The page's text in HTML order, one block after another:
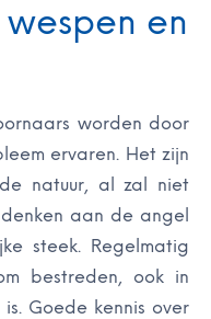
wespen en
worden door
ervaren. Het zijn
natuur, al zal niet
aan de angel
steek. Regelmatig
bestreden, ook in
Goede kennis over